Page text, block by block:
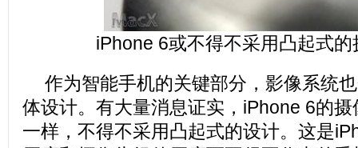
iPhone 6或不得不采用凸起式
作为智能手机的关键部分，影像系统
体设计。有大量消息证实，iPhone 6的
一样，不得不采用凸起式的设计。这是